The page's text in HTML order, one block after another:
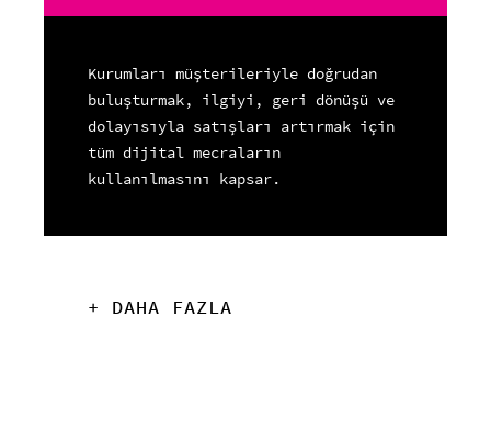
Kurumları müşterileriyle doğrudan
buluşturmak, ilgiyi, geri dönüşü ve
dolayısıyla satışları artırmak için
tüm dijital mecraların
kullanılmasını kapsar.
+ DAHA FAZLA